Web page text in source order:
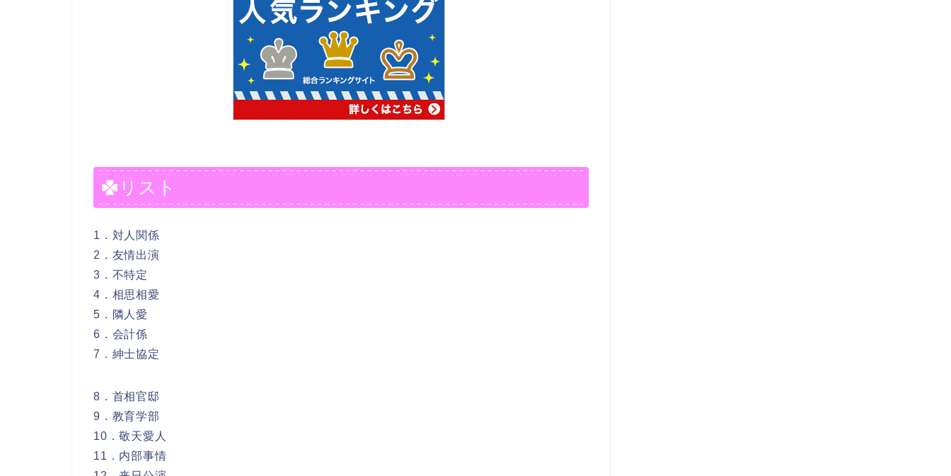
リスト
1．対人関係
2．友情出演
3．不特定
4．相思相愛
5．隣人愛
6．会計係
7．紳士協定
8．首相官邸
9．教育学部
10．敬天愛人
11．内部事情